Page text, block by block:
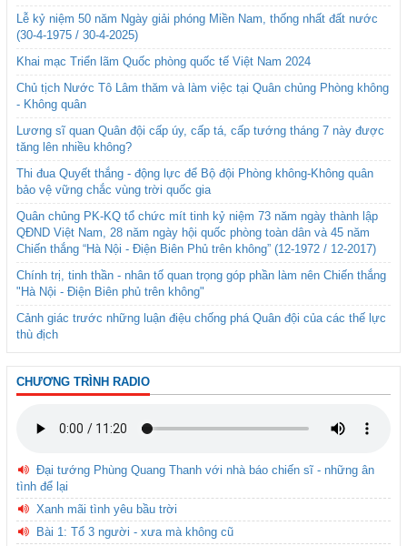
Lễ kỷ niệm 50 năm Ngày giải phóng Miền Nam, thống nhất đất nước
(30-4-1975 / 30-4-2025)
Khai mạc Triển lãm Quốc phòng quốc tế Việt Nam 2024
Chủ tịch Nước Tô Lâm thăm và làm việc tại Quân chủng Phòng không
- Không quân
Lương sĩ quan Quân đội cấp úy, cấp tá, cấp tướng tháng 7 này được
tăng lên nhiều không?
Thi đua Quyết thắng - động lực để Bộ đội Phòng không-Không quân
bảo vệ vững chắc vùng trời quốc gia
Quân chủng PK-KQ tổ chức mít tinh kỷ niệm 73 năm ngày thành lập
QĐND Việt Nam, 28 năm ngày hội quốc phòng toàn dân và 45 năm
Chiến thắng “Hà Nội - Điện Biên Phủ trên không” (12-1972 / 12-2017)
Chính trị, tinh thần - nhân tố quan trọng góp phần làm nên Chiến thắng
"Hà Nội - Điện Biên phủ trên không"
Cảnh giác trước những luận điệu chống phá Quân đội của các thế lực
thù địch
CHƯƠNG TRÌNH RADIO
Đại tướng Phùng Quang Thanh với nhà báo chiến sĩ - những ân
tình để lại
Xanh mãi tình yêu bầu trời
Bài 1: Tổ 3 người - xưa mà không cũ